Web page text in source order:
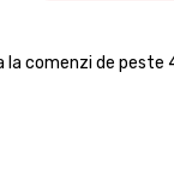
la comenzi de peste